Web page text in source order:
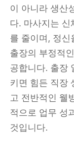
이 아니라 생산
다. 마사지는 신
를 줄이며, 정신
출장의 부정적
공합니다. 출장
키면 힘든 직장
고 전반적인 웰
적으로 업무 성
것입니다.